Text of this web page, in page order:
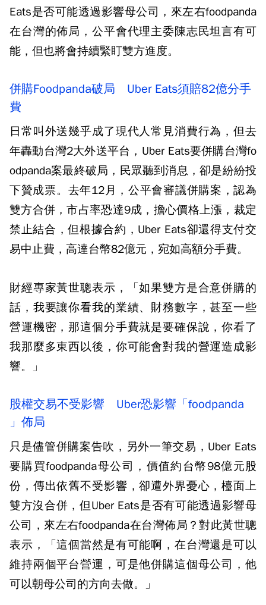
Eats是否可能透過影響母公司，來左右foodpanda
在台灣的佈局，公平會代理主委陳志民坦言有可
能，但也將會持續緊盯雙方進度。
併購Foodpanda破局 Uber Eats須賠82億分手
費
日常叫外送幾乎成了現代人常見消費行為，但去
年轟動台灣2大外送平台，Uber Eats要併購台灣fo
odpanda案最終破局，民眾聽到消息，卻是紛紛投
下贊成票。去年12月，公平會審議併購案，認為
雙方合併，市占率恐達9成，擔心價格上漲，裁定
禁止結合，但根據合約，Uber Eats卻還得支付交
易中止費，高達台幣82億元，宛如高額分手費。
財經專家黃世聰表示，「如果雙方是合意併購的
話，我要讓你看我的業績、財務數字，甚至一些
營運機密，那這個分手費就是要確保說，你看了
我那麼多東西以後，你可能會對我的營運造成影
響。」
股權交易不受影響 Uber恐影響「foodpanda
」佈局
只是儘管併購案告吹，另外一筆交易，Uber Eats
要購買foodpanda母公司，價值約台幣98億元股
份，傳出依舊不受影響，卻遭外界憂心，檯面上
雙方沒合併，但Uber Eats是否有可能透過影響母
公司，來左右foodpanda在台灣佈局？對此黃世聰
表示，「這個當然是有可能啊，在台灣還是可以
維持兩個平台營運，可是他併購這個母公司，他
可以朝母公司的方向去做。」